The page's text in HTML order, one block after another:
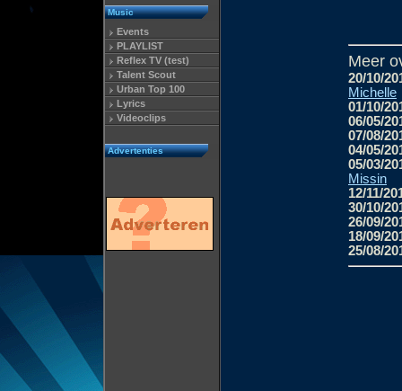
Music
Events
PLAYLIST
Reflex TV (test)
Talent Scout
Urban Top 100
Lyrics
Videoclips
Advertenties
Meer
20/10/
Michelle
01/10/
06/05/
07/08/
04/05/
05/03/
Missin
12/11/
30/10/
26/09/
18/09/
25/08/